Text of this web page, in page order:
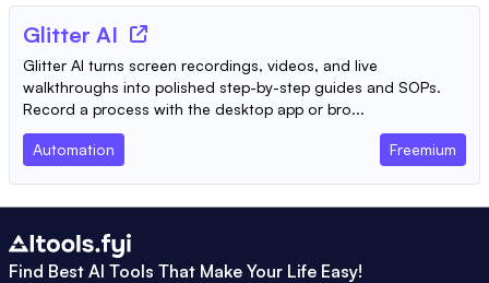
Glitter AI
Glitter AI turns screen recordings, videos, and live
walkthroughs into polished step-by-step guides and SOPs.
Record a process with the desktop app or bro...
Automation Freemium
Find Best AI Tools That Make Your Life Easy!